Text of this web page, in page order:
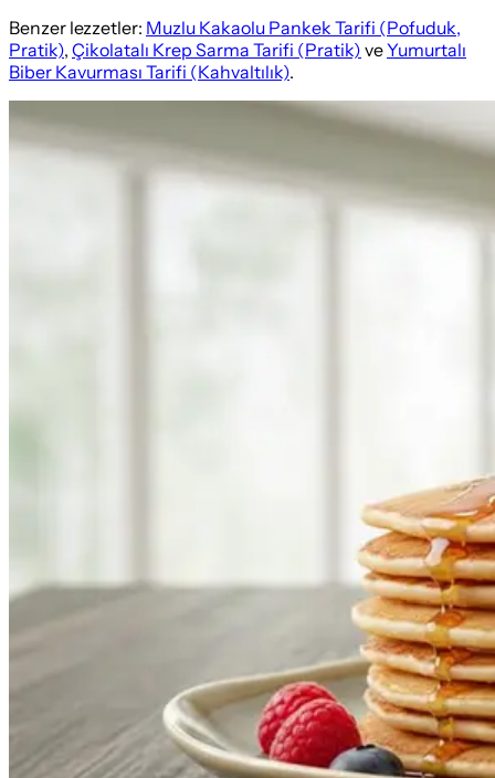
Benzer lezzetler: Muzlu Kakaolu Pankek Tarifi (Pofuduk,
Pratik), Çikolatalı Krep Sarma Tarifi (Pratik) veYumurtalı
Biber Kavurması Tarifi (Kahvaltılık).